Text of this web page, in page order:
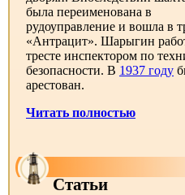
была переименована в
рудоуправление и вошла в
«Антрацит». Шарыгин
тресте инспектором по
безопасности. В 1937 году
арестован.
Читать полностью
Статьи